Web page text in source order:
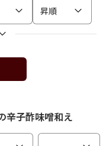
昇順
辛子酢味噌和え